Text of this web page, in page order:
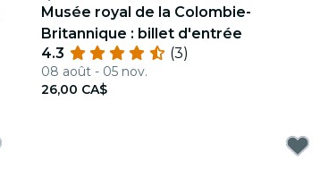
Musée royal de la Colombie-
Britannique : billet d'entrée
4.3
(3)
08 août - 05 nov.
26,00 CA$